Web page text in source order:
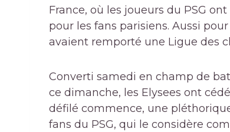
France, où les joueurs du PSG
pour les fans parisiens. Aussi
avaient remporté une Ligue des
Converti samedi en champ de
ce dimanche, les Elysees ont
défilé commence, une
fans du PSG, qui le considère